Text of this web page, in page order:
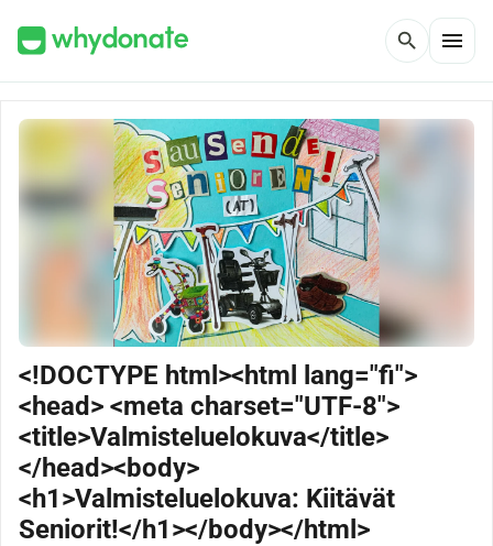
search menu
<!DOCTYPE html><html lang="fi">
<head> <meta charset="UTF-8">
<title>Valmisteluelokuva</title>
</head><body>
<h1>Valmisteluelokuva: Kiitävät
Seniorit!</h1></body></html>